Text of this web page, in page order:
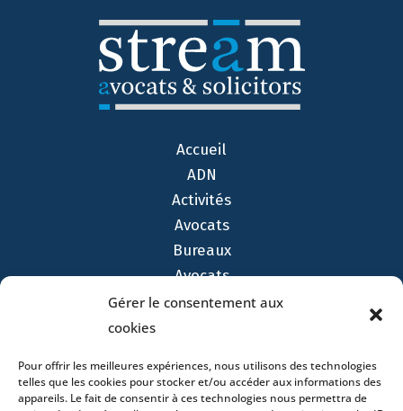
Gérer le consentement aux
cookies
Pour offrir les meilleures expériences, nous utilisons des technologies
telles que les cookies pour stocker et/ou accéder aux informations des
appareils. Le fait de consentir à ces technologies nous permettra de
Accueil
ADN
Activités
Avocats
Bureaux
Avocats
Actualités